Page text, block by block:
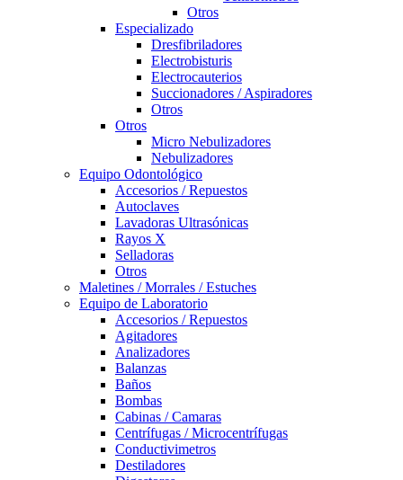
Otros
Especializado
Dresfibriladores
Electrobisturis
Electrocauterios
Succionadores / Aspiradores
Otros
Otros
Micro Nebulizadores
Nebulizadores
Equipo Odontológico
Accesorios / Repuestos
Autoclaves
Lavadoras Ultrasónicas
Rayos X
Selladoras
Otros
Maletines / Morrales / Estuches
Equipo de Laboratorio
Accesorios / Repuestos
Agitadores
Analizadores
Balanzas
Baños
Bombas
Cabinas / Camaras
Centrífugas / Microcentrífugas
Conductivimetros
Destiladores